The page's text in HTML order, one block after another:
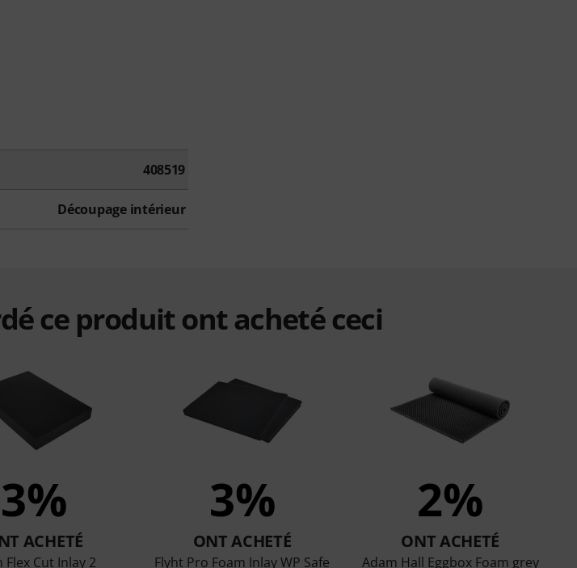
408519
Découpage intérieur
ce produit ont acheté ceci
3%
ACHETÉ
Flex Cut Inlay 2
3%
ONT ACHETÉ
Flyht Pro Foam Inlay WP Safe
2%
ONT ACHETÉ
Adam Hall Eggbox Foam grey